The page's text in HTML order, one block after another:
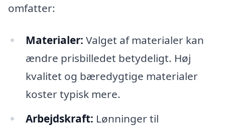
omfatter:
Materialer: Valget af materialer kan
ændre prisbilledet betydeligt. Høj
kvalitet og bæredygtige materialer
koster typisk mere.
Arbejdskraft: Lønninger til